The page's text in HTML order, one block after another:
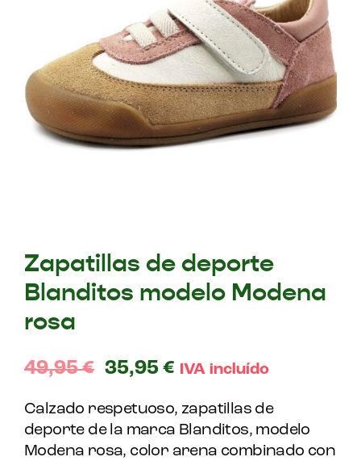
Zapatillas de deporte
Blanditos modelo Modena
rosa
49,95€ 35,95 € IVA incluído
Calzado respetuoso, zapatillas de
deporte de la marca Blanditos, modelo
Modena rosa, color arena combinado con